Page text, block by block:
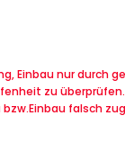
Einbau nur durch
zu
falsch